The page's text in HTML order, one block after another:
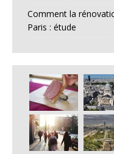
Comment la
Paris : étude